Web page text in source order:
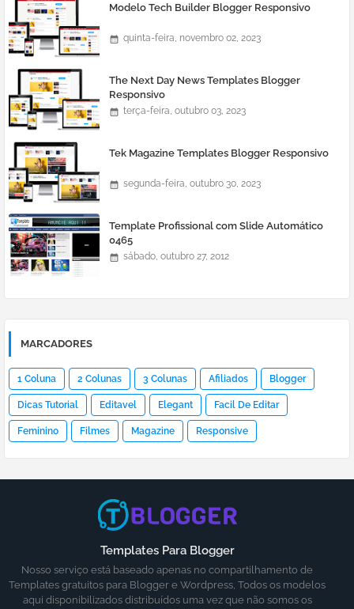
Modelo Tech Builder Blogger Responsivo
quinta-feira, novembro 02, 2023
The Next Day News Templates Blogger
Responsivo
terça-feira, outubro 03, 2023
Tek Magazine Templates Blogger Responsivo
segunda-feira, outubro 30, 2023
Template Profissional com Slide Automático
0465
sábado, outubro 27, 2012
MARCADORES
1 Coluna 2 Colunas 3 Colunas Afiliados Blogger
Dicas Tutorial Editavel Elegant Facil De Editar
Feminino Filmes Magazine Responsive
Templates Para Blogger
Nosso serviço está baseado apenas no compartilhamento de
Templates gratuitos para Blogger e Wordpress, Todos os modelos
aqui disponibilizados distribuídos uma vez que não somos os